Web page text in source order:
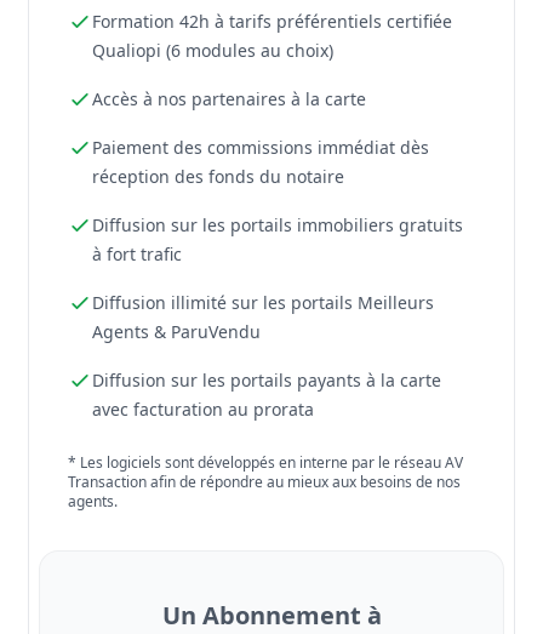
Formation 42h à tarifs préférentiels certifiée
Qualiopi (6 modules au choix)
Accès à nos partenaires à la carte
Paiement des commissions immédiat dès
réception des fonds du notaire
Diffusion sur les portails immobiliers gratuits
à fort trafic
Diffusion illimité sur les portails Meilleurs
Agents & ParuVendu
Diffusion sur les portails payants à la carte
avec facturation au prorata
* Les logiciels sont développés en interne par le réseau AV
Transaction afin de répondre au mieux aux besoins de nos
agents.
Un Abonnement à